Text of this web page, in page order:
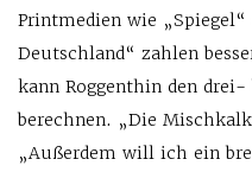
Printmedien wie
Deutschland“ zahlen
kann Roggenthin den drei-
berechnen. „Die
„Außerdem will ich ein